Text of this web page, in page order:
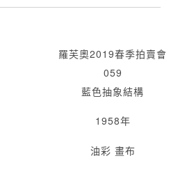
羅芙奧2019春季拍賣會
059
藍色抽象結構
1958年
油彩 畫布